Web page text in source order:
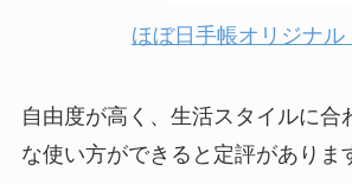
ほぼ日手帳オリジナル
自由度が高く、生活スタイルに合
な使い方ができると定評がありま